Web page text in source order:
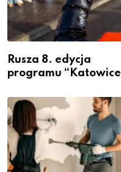
Rusza 8. edycja
programu “Katowice
– nabór dla
przedsiębiorców